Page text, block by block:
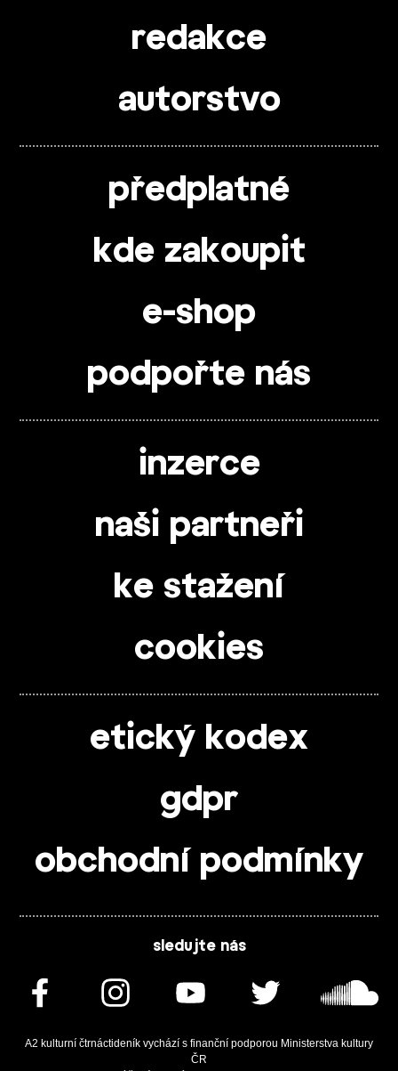
redakce
autorstvo
předplatné
kde zakoupit
e-shop
podpořte nás
inzerce
naši partneři
ke stažení
cookies
etický kodex
gdpr
obchodní podmínky
sledujte nás
A2 kulturní čtrnáctideník vychází s finanční podporou Ministerstva kultury
ČR